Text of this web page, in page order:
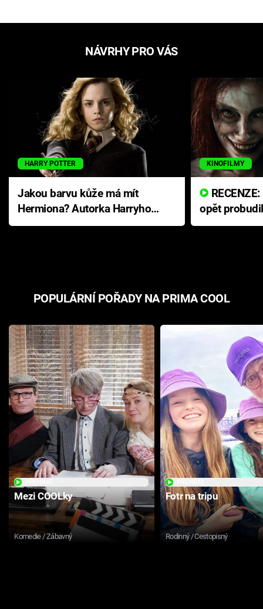
NÁVRHY PRO VÁS
HARRY POTTER
Jakou barvu kůže má mít
Hermiona? Autorka Harryho
Pottera přišla s ráznou
KINOFILMY
opět
přichází s
POPULÁRNÍ POŘADY NA PRIMA COOL
Mezi COOLky
Komedie / Zábavný
Fotr na tripu
Rodinný / Cestopisný